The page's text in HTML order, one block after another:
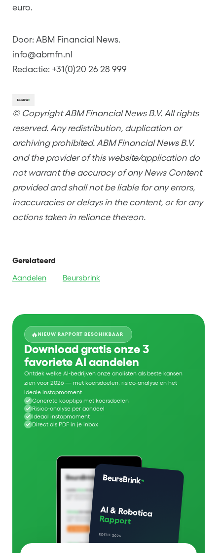
euro.
Door: ABM Financial News.
info@abmfn.nl
Redactie: +31(0)20 26 28 999
© Copyright ABM Financial News B.V. All rights
reserved. Any redistribution, duplication or
archiving prohibited. ABM Financial News B.V.
and the provider of this website/application do
not warrant the accuracy of any News Content
provided and shall not be liable for any errors,
inaccuracies or delays in the content, or for any
actions taken in reliance thereon.
Gerelateerd
Aandelen
Beursbrink
🔥NIEUW RAPPORT BESCHIKBAAR
Download gratis onze 3
favoriete AI aandelen
Ontdek welke AI-bedrijven onze analisten als beste kansen
zien voor 2026 — met koersdoelen, risico-analyse en het
ideale instapmoment.
Concrete kooptips met koersdoelen
Risico-analyse per aandeel
Ideaal instapmoment
Direct als PDF in je inbox